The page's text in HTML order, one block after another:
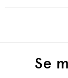
Se